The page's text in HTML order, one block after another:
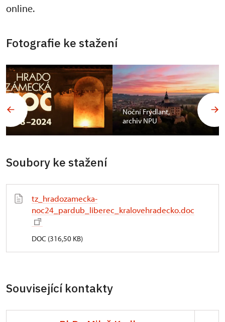
online.
Fotografie ke stažení
Noční Frýdlant,
archiv NPU
Soubory ke stažení
tz_hradozamecka-
noc24_pardub_liberec_kralovehradecko.doc
DOC (316,50 KB)
Související kontakty